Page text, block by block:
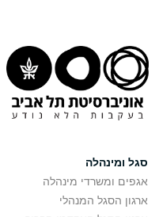
סגל ומינהלה
אגפים ומשרדי מינהלה
ארגון הסגל המנהלי